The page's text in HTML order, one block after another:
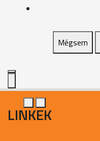
Mégsem
LINKEK